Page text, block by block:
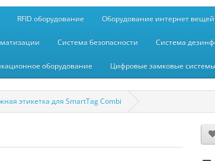
RFID оборудование Оборудование интернет вещей
Система безопасности Система
оборудование Цифровые замковые системы
этикетка для SmartTag Combi